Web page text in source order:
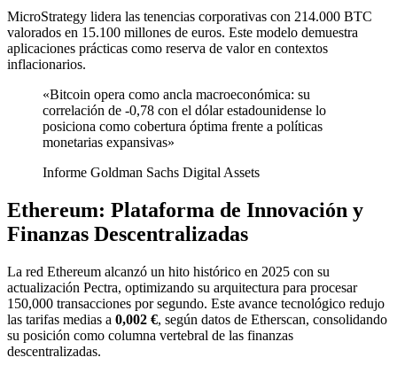
MicroStrategy lidera las tenencias corporativas con 214.000 BTC
valorados en 15.100 millones de euros. Este modelo demuestra
aplicaciones prácticas como reserva de valor en contextos
inflacionarios.
«Bitcoin opera como ancla macroeconómica: su
correlación de -0,78 con el dólar estadounidense lo
posiciona como cobertura óptima frente a políticas
monetarias expansivas»
Informe Goldman Sachs Digital Assets
Ethereum: Plataforma de Innovación y
Finanzas Descentralizadas
La red Ethereum alcanzó un hito histórico en 2025 con su
actualización Pectra, optimizando su arquitectura para procesar
150,000 transacciones por segundo. Este avance tecnológico redujo
las tarifas medias a 0,002 €, según datos de Etherscan, consolidando
su posición como columna vertebral de las finanzas
descentralizadas.